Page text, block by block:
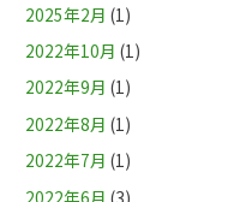
2025年2月 (1)
2022年10月 (1)
2022年9月 (1)
2022年8月 (1)
2022年7月 (1)
2022年6月 (3)